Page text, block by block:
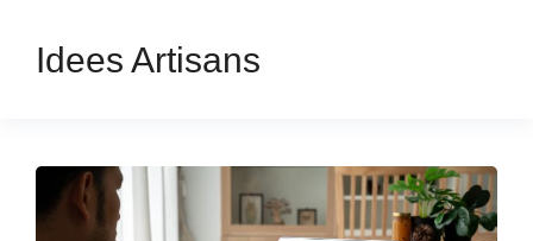
Idees Artisans